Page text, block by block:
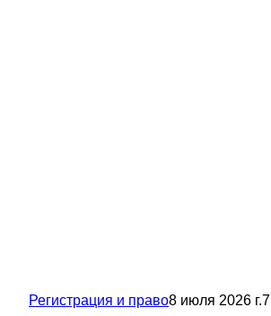
Регистрация и право8 июля 2026 г.7